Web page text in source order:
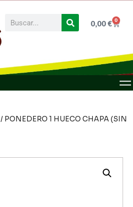
0,00€ 0
/ PONEDERO 1 HUECO CHAPA (SIN